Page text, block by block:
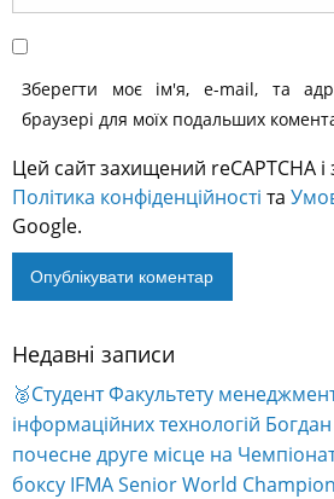
Зберегти моє ім'я, e-mail, та
браузері для моїх подальших
Цей сайт захищений reCAPTCHA і
Політика конфіденційності та
Google.
Недавні записи
🥈Студент Факультету
інформаційних технологій
почесне друге місце на
боксу IFMA Senior World